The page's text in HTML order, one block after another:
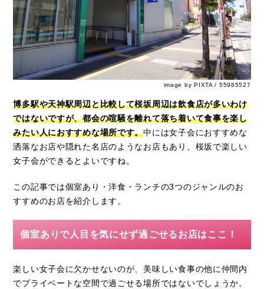
image by PIXTA / 55985527
博多駅や天神駅周辺と比較して桜坂周辺は飲食店が多いわけ
ではないですが、都会の喧騒を離れて落ち着いて食事を楽し
みたい人におすすめな場所です。中には女子会におすすめな
洒落なお店や隠れた名店のようなお店もあり、桜坂で楽しい
女子会ができるとよいですね。
この記事では個室あり・洋食・ランチの3つのジャンルのお
すすめのお店を紹介します。
個室ありで人目を気にせず過ごせるお店はここ！
楽しい女子会に欠かせないのが、美味しい食事の他に仲間内
でプライベートな空間で過ごせる場所ではないでしょうか。